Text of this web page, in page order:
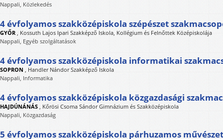
Nappali, Közlekedés
4 évfolyamos szakközépiskola szépészet
GYŐR , Kossuth Lajos Ipari Szakképző Iskola, Kollégium és Felnőttek Középiskolája
Nappali, Egyéb szolgáltatások
4 évfolyamos szakközépiskola informatikai
SOPRON , Handler Nándor Szakképző Iskola
Nappali, Informatika
4 évfolyamos szakközépiskola közgazdasági
HAJDÚNÁNÁS , Kőrösi Csoma Sándor Gimnázium és Szakközépiskola
Nappali, Közgazdaság
5 évfolyamos szakközépiskola párhuzamos